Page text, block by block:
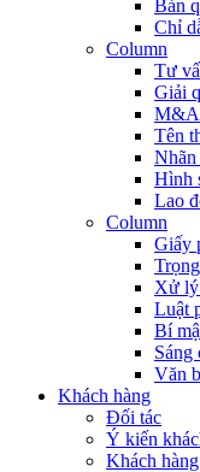
Bản
Chỉ
Column
Tư
Giải
M&A
Tên
Nhãn
Hình
Lao
Column
Giấy
Xử lý
Luật
Bí
Sáng
Văn
Khách hàng
Đối tác
Ý kiến
Khách hàng